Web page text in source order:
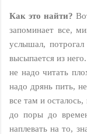
Как это найти?
запоминает все,
услышал,
высыпается из
не надо читать
надо дрянь пить,
все там и
до поры до
наплевать на то,